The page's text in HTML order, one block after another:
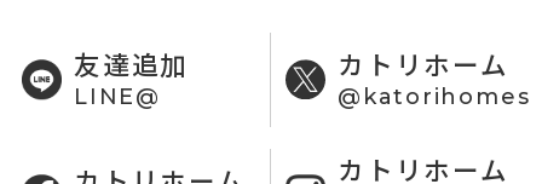
友達追加
LINE@
カトリホーム
@katorihomes
カトリホーム